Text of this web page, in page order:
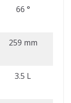
66 °
259 mm
3.5 L